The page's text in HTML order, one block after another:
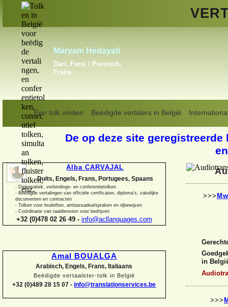
Een tolk vinden Beëdigde vertalers in België
Alba CARVAJAL
Duits, Engels, Frans, Portugees, Spaans
- Diplomatiek, verbindings- en conferentietolken
- Beëdigde vertalingen van officiële certificaten, diploma's, zakelijke
documenten en contracten
- Tolken voor bruiloften, ambassadeafspraken en rijbewijzen
- Coördinatie van taaldiensten voor bedrijven
+32 (0)478 02 26 49 - info@acllanguages.com
Amal BOUALGA
Arabisch, Engels, Frans, Italiaans
Beëdigde vertaalster-tolk in België
+32 (0)489 28 15 07 - info@translationservices.be
De op deze site
Vladislav Linkiavitchious
Engels, Frans, Russisch
>>>
in
>>>